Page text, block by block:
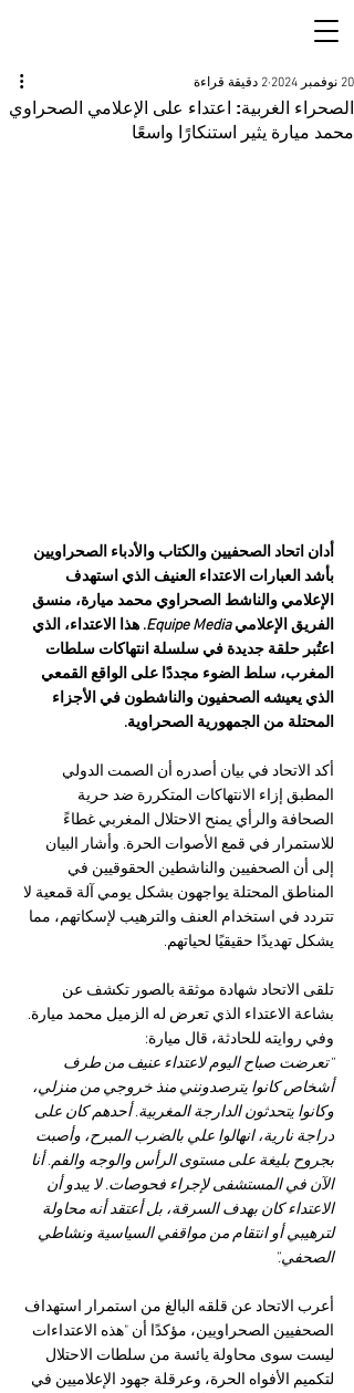
الصحراء الغربية: اعتداء على الإعلامي الصحراوي
محمد ميارة يثير استنكارًا واسعًا
20 نوفمبر 2024 2 دقيقة قراءة
أدان اتحاد الصحفيين والكتاب والأدباء الصحراويين
بأشد العبارات الاعتداء العنيف الذي استهدف
الإعلامي والناشط الصحراوي محمد ميارة، منسق
الفريق الإعلامي Equipe Media. هذا الاعتداء، الذي
اعتُبر حلقة جديدة في سلسلة انتهاكات سلطات
المغرب، سلط الضوء مجددًا على الواقع القمعي
الذي يعيشه الصحفيون والناشطون في الأجزاء
المحتلة من الجمهورية الصحراوية.
أكد الاتحاد في بيان أصدره أن الصمت الدولي
المطبق إزاء الانتهاكات المتكررة ضد حرية
الصحافة والرأي يمنح الاحتلال المغربي غطاءً
للاستمرار في قمع الأصوات الحرة. وأشار البيان
إلى أن الصحفيين والناشطين الحقوقيين في
المناطق المحتلة يواجهون بشكل يومي آلة قمعية لا
تتردد في استخدام العنف والترهيب لإسكاتهم، مما
يشكل تهديدًا حقيقيًا لحياتهم.
تلقى الاتحاد شهادة موثقة بالصور تكشف عن
بشاعة الاعتداء الذي تعرض له الزميل محمد ميارة.
وفي روايته للحادثة، قال ميارة:
“تعرضت صباح اليوم لاعتداء عنيف من طرف
أشخاص كانوا يترصدونني منذ خروجي من منزلي،
وكانوا يتحدثون الدارجة المغربية. أحدهم كان على
دراجة نارية، انهالوا علي بالضرب المبرح، وأصبت
بجروح بليغة على مستوى الرأس والوجه والفم. أنا
الآن في المستشفى لإجراء فحوصات. لا يبدو أن
الاعتداء كان بهدف السرقة، بل أعتقد أنه محاولة
لترهيبي أو انتقام من مواقفي السياسية ونشاطي
الصحفي.”
أعرب الاتحاد عن قلقه البالغ من استمرار استهداف
الصحفيين الصحراويين، مؤكدًا أن "هذه الاعتداءات
ليست سوى محاولة يائسة من سلطات الاحتلال
لتكميم الأفواه الحرة، وعرقلة جهود الإعلاميين في